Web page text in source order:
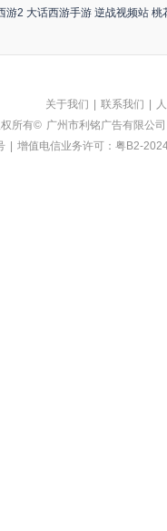
游2 大话西游手游 逆战视频站 桃
关于我们 联系我们
权所有© 广州市利铭广告有限公司
增值电信业务许可：粤B2-